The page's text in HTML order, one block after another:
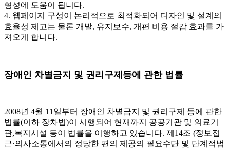
형성에 도움이 됩니다.
4. 웹페이지 구성이 논리적으로 최적화되어 디자인 및 설계의
효율성 제고는 물론 개발, 유지보수, 개편 비용 절감 효과를 가
져오게 합니다.
장애인 차별금지 및 권리구제등에 관한 법률
2008년 4월 11일부터 장애인 차별금지 및 권리구제 등에 관한
법률(이하 장차법)이 시행되어 현재까지 공공기관 및 의료기
관,복지시설 등이 법률을 이행하고 있습니다. 제14조 (정보접
근·의사소통에서의 정당한 편의 제공의 필요수단 및 단계적범